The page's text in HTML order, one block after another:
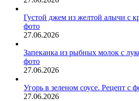
Густой джем из желтой алычи с
фото
27.06.2026
Запеканка из рыбных молок с
фото
27.06.2026
Угорь в зеленом соусе. Рецепт с
27.06.2026